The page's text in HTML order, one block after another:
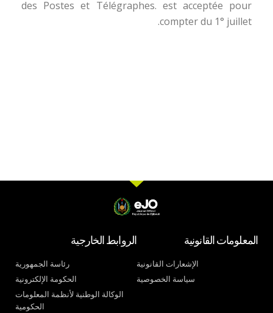
des Postes et Télégraphes. est acceptée pour
compter du 1° juillet.
المعلومات القانونية
الإشعارات القانونية
سياسة الخصوصية
الروابط الخارجية
رئاسة الجمهورية
الحكومة الإلكترونية
الوكالة الوطنية لأنظمة المعلومات
الحكومية